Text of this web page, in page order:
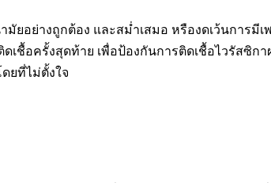
อย่างถูกต้อง และสม่ำเสมอ หรืองดเว้นการมี
ชื้อครั้งสุดท้าย เพื่อป้องกันการติดเชื้อไวรัสซิก
ยที่ไม่ตั้งใจ